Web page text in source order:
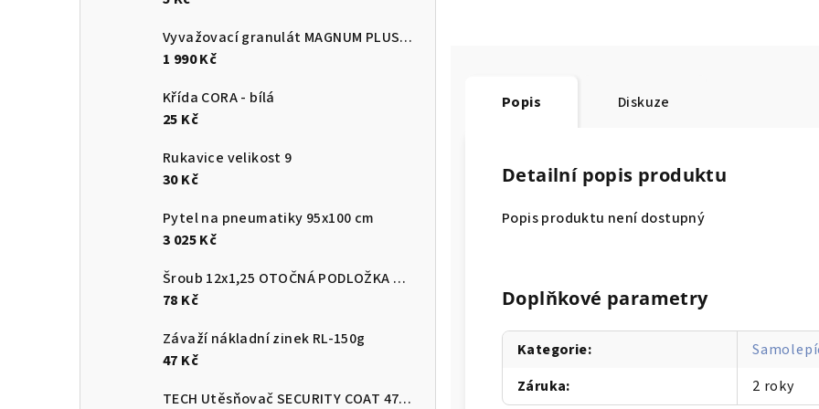
Vyvažovací granulát MAGNUM PLUS 8kg
1 990 Kč
Křída CORA - bílá
25 Kč
Rukavice velikost 9
30 Kč
Pytel na pneumatiky 95x100 cm
3 025 Kč
Šroub 12x1,25 OTOČNÁ PODLOŽKA ROVNÁ
78 Kč
Závaží nákladní zinek RL-150g
47 Kč
TECH Utěsňovač SECURITY COAT 470ml
Popis Diskuze
Detailní popis produktu
Popis produktu není dostupný
Doplňkové parametry
Kategorie:
Záruka: 2 roky